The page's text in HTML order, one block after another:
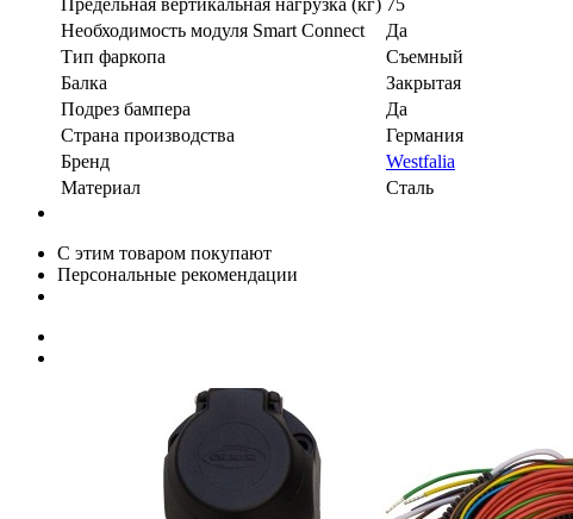
Необходимость модуля Smart Connect
Да
Тип фаркопа
Съемный
Балка
Закрытая
Подрез бампера
Да
Страна производства
Германия
Бренд
Westfalia
Материал
Сталь
С этим товаром покупают
Персональные рекомендации